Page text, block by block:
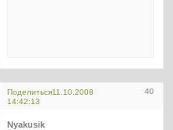
Поделиться 40
11.10.2008
14:42:13
Nyakusik